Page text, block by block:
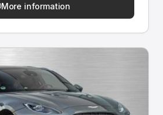
More information